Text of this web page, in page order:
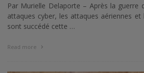
Par Murielle Delaporte – Après la guerre
attaques cyber, les attaques aériennes
sont succédé cette …
Read more